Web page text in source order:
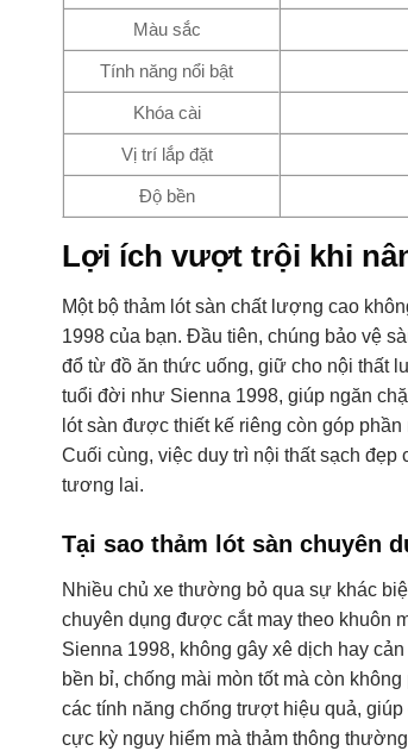
Màu sắc
Tính năng nổi bật
Khóa cài
Vị trí lắp đặt
Độ bền
Lợi ích vượt trội khi
Một bộ thảm lót sàn chất lượng cao
1998 của bạn. Đầu tiên, chúng bảo vệ
đổ từ đồ ăn thức uống, giữ cho nội thất
tuổi đời như Sienna 1998, giúp ngăn
lót sàn được thiết kế riêng còn góp
Cuối cùng, việc duy trì nội thất sạch
tương lai.
Tại sao thảm lót sàn chuyên
Nhiều chủ xe thường bỏ qua sự khác
chuyên dụng được cắt may theo khuôn
Sienna 1998, không gây xê dịch hay
bền bỉ, chống mài mòn tốt mà còn
các tính năng chống trượt hiệu quả,
cực kỳ nguy hiểm mà thảm thông